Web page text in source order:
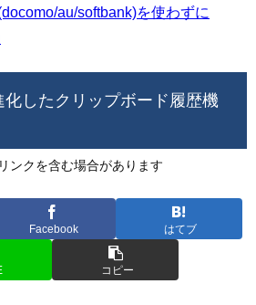
au/softbank)を使わずに
したクリップボード履歴機
ンクを含む場合があります
Facebook はてブ
コピー